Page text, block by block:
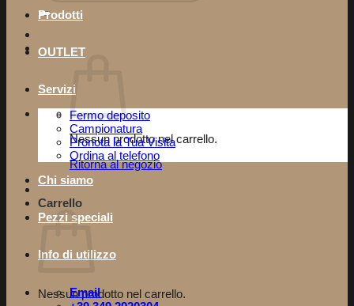
Nessun prodotto nel carrello.
Ritorna al negozio
Carrello
Nessun prodotto nel carrello.
Prodotti
OUTLET
Servizi
Fermo deposito
Campionatura
Pronota la Tua Visita​
Ordina al telefono
Chi siamo
Pezzi speciali
Info di utilizzo
Email